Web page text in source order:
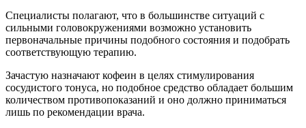
Специалисты полагают, что в большинстве ситуаций с
сильными головокружениями возможно установить
первоначальные причины подобного состояния и подобрать
соответствующую терапию.
Зачастую назначают кофеин в целях стимулирования
сосудистого тонуса, но подобное средство обладает большим
количеством противопоказаний и оно должно приниматься
лишь по рекомендации врача.